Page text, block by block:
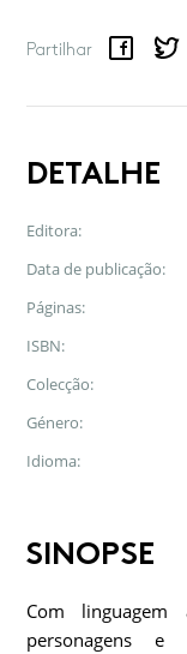
Partilhar
Facebook
DETALHE
Editora:
Data de publicação:
Páginas:
ISBN:
Colecção:
Género:
Idioma:
SINOPSE
Com
personagens